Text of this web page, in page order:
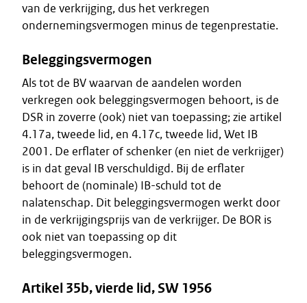
van de verkrijging, dus het verkregen
ondernemingsvermogen minus de tegenprestatie.
Beleggingsvermogen
Als tot de BV waarvan de aandelen worden
verkregen ook beleggingsvermogen behoort, is de
DSR in zoverre (ook) niet van toepassing; zie artikel
4.17a, tweede lid, en 4.17c, tweede lid, Wet IB
2001. De erflater of schenker (en niet de verkrijger)
is in dat geval IB verschuldigd. Bij de erflater
behoort de (nominale) IB-schuld tot de
nalatenschap. Dit beleggingsvermogen werkt door
in de verkrijgingsprijs van de verkrijger. De BOR is
ook niet van toepassing op dit
beleggingsvermogen.
Artikel 35b, vierde lid, SW 1956